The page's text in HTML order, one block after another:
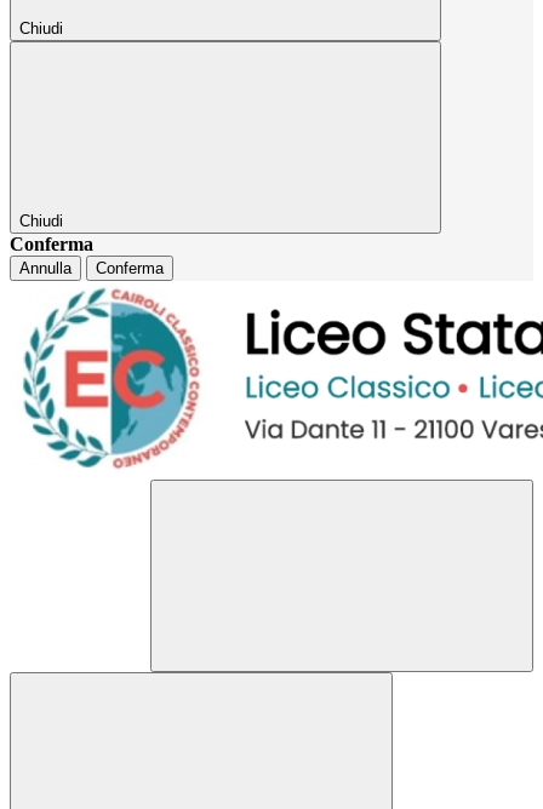
Chiudi
Chiudi
Conferma
Annulla Conferma